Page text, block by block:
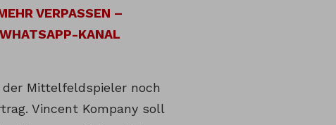
VERPASSEN –
KANAL
Mittelfeldspieler noch
Vincent Kompany soll